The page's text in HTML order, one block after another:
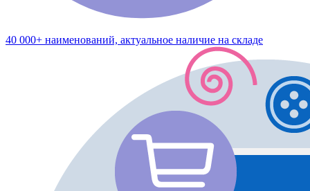
40 000+ наименований, актуальное наличие на складе